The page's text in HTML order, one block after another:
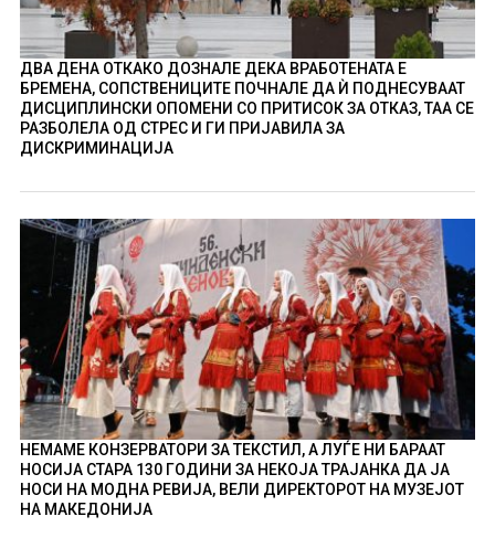
ДВА ДЕНА ОТКАКО ДОЗНАЛЕ ДЕКА ВРАБОТЕНАТА Е
БРЕМЕНА, СОПСТВЕНИЦИТЕ ПОЧНАЛЕ ДА Ѝ ПОДНЕСУВААТ
ДИСЦИПЛИНСКИ ОПОМЕНИ СО ПРИТИСОК ЗА ОТКАЗ, ТАА СЕ
РАЗБОЛЕЛА ОД СТРЕС И ГИ ПРИЈАВИЛА ЗА
ДИСКРИМИНАЦИЈА
НЕМАМЕ КОНЗЕРВАТОРИ ЗА ТЕКСТИЛ, А ЛУЃЕ НИ БАРААТ
НОСИЈА СТАРА 130 ГОДИНИ ЗА НЕКОЈА ТРАЈАНКА ДА ЈА
НОСИ НА МОДНА РЕВИЈА, ВЕЛИ ДИРЕКТОРОТ НА МУЗЕЈОТ
НА МАКЕДОНИЈА